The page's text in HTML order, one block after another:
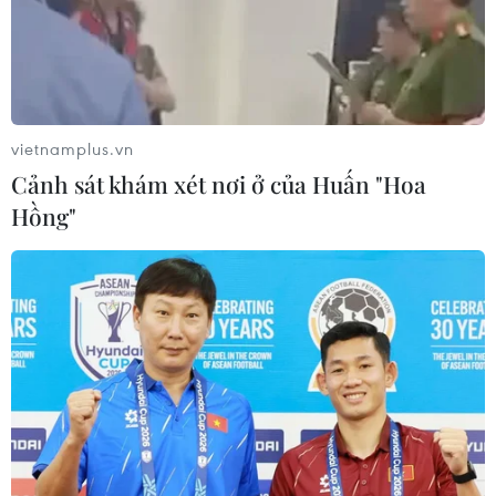
Iran-Oman đàm phán thiết lập tuyến
hàng hải mới qua eo biển Hormuz
04/08/2026 22:42
đã thiệt mạng
04/08/2026 15:51
Liban và Israel nối lại đàm phán trực
tiếp về giải giáp Hezbollah
04/08/2026 14:56
vietnamplus.vn
Cảnh sát khám xét nơi ở của Huấn "Hoa
Hồng"